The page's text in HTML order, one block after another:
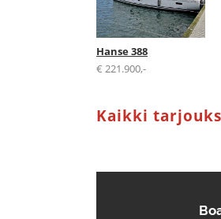
Hanse 388
€ 221.900,-
Kaikki